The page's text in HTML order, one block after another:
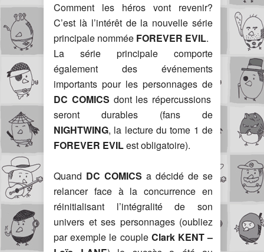
Comment les héros vont revenir?
C’est là l’intérêt de la nouvelle série
principale nommée FOREVER EVIL.
La série principale comporte
également des événements
importants pour les personnages de
DC COMICS dont les répercussions
seront durables (fans de
NIGHTWING, la lecture du tome 1 de
FOREVER EVILest obligatoire).
Quand DC COMICS a décidé de se
relancer face à la concurrence en
réinitialisant l’intégralité de son
univers et ses personnages (oubliez
par exemple le couple Clark KENT –